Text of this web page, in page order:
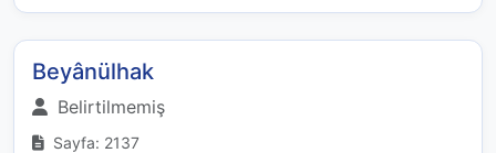
Beyânülhak
Belirtilmemiş
Sayfa: 2137